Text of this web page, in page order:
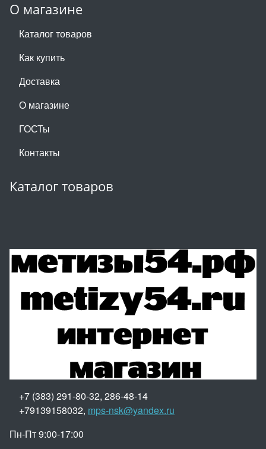
О магазине
Каталог товаров
Как купить
Доставка
О магазине
ГОСТы
Контакты
Каталог товаров
+7 (383) 291-80-32, 286-48-14
+79139158032, mps-nsk@yandex.ru
Пн-Пт 9:00-17:00